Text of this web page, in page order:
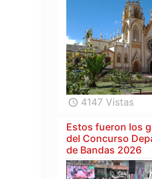
4147 Vistas
Estos fueron los
del Concurso
de Bandas 2026